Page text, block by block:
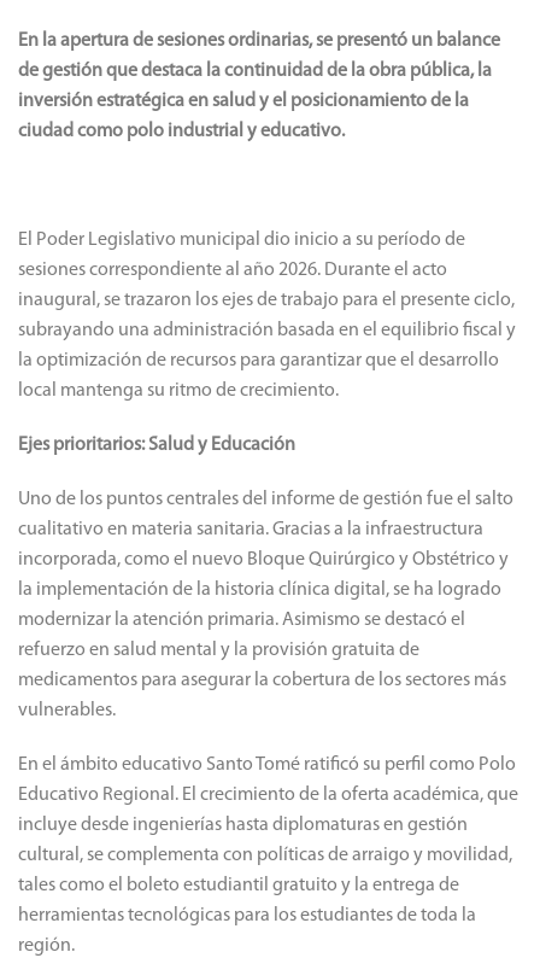
En la apertura de sesiones ordinarias, se presentó un balance
de gestión que destaca la continuidad de la obra pública, la
inversión estratégica en salud y el posicionamiento de la
ciudad como polo industrial y educativo.
El Poder Legislativo municipal dio inicio a su período de
sesiones correspondiente al año 2026. Durante el acto
inaugural, se trazaron los ejes de trabajo para el presente ciclo,
subrayando una administración basada en el equilibrio fiscal y
la optimización de recursos para garantizar que el desarrollo
local mantenga su ritmo de crecimiento.
Ejes prioritarios: Salud y Educación
Uno de los puntos centrales del informe de gestión fue el salto
cualitativo en materia sanitaria. Gracias a la infraestructura
incorporada, como el nuevo Bloque Quirúrgico y Obstétrico y
la implementación de la historia clínica digital, se ha logrado
modernizar la atención primaria. Asimismo se destacó el
refuerzo en salud mental y la provisión gratuita de
medicamentos para asegurar la cobertura de los sectores más
vulnerables.
En el ámbito educativo Santo Tomé ratificó su perfil como Polo
Educativo Regional. El crecimiento de la oferta académica, que
incluye desde ingenierías hasta diplomaturas en gestión
cultural, se complementa con políticas de arraigo y movilidad,
tales como el boleto estudiantil gratuito y la entrega de
herramientas tecnológicas para los estudiantes de toda la
región.